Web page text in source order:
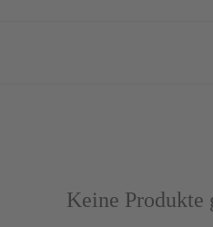
Keine Produkte